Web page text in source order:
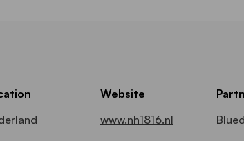
Website
www.nh1816.nl